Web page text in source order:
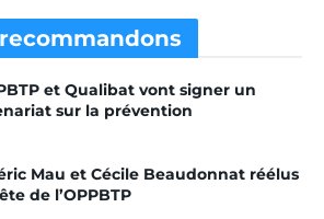
facilement les actions de
aux professionnels un
personnalisé. D’où le
nouvelle application.
palette d’outils
recommandons
et Qualibat vont signer un
sur la prévention
Mau et Cécile Beaudonnat réélus
de l’OPPBTP